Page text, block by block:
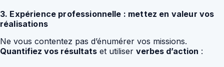
3. Expérience professionnelle : mettez en valeur vos
réalisations
Ne vous contentez pas d’énumérer vos missions.
Quantifiez vos résultats et utiliser verbes d’action :